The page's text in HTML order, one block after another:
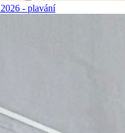
- plavání